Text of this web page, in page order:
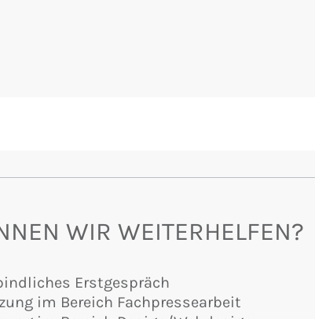
WIR WEITERHELFEN?
Erstgespräch
im Bereich Fachpressearbeit